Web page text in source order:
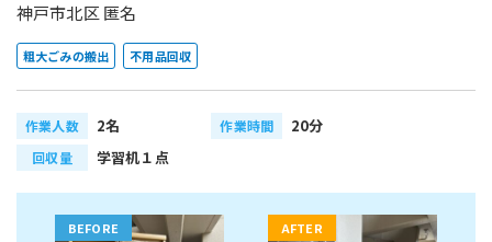
神戸市北区 匿名
粗大ごみの搬出 不用品回収
作業人数 2名 作業時間 20分
回収量 学習机１点